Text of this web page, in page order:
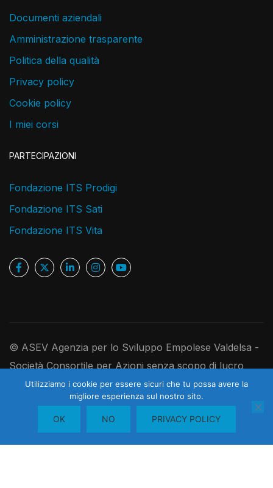
Documenti aziendali
Amministrazione trasparente
Politica della qualità
Privacy policy
Cookie policy
I miei corsi
PARTECIPAZIONI
Fondazione ITS Prodigi
Fondazione ITS Sati
Fondazione ITS Vita
© ASEV Agenzia per lo Sviluppo Empolese Valdelsa -
Società Consortile per Azioni senza scopo di lucro
Ufficio Registro Imprese di Firenze, P.IVA e C.F.
05181410480 - R.E.A. 526891 - Codice Univoco
USAL8PV - Cap. Soc. I. V. 250.000,00 euro
Utilizziamo i cookie per essere sicuri che tu possa avere la
migliore esperienza sul nostro sito.
OK NO PRIVACY POLICY
Contattaci